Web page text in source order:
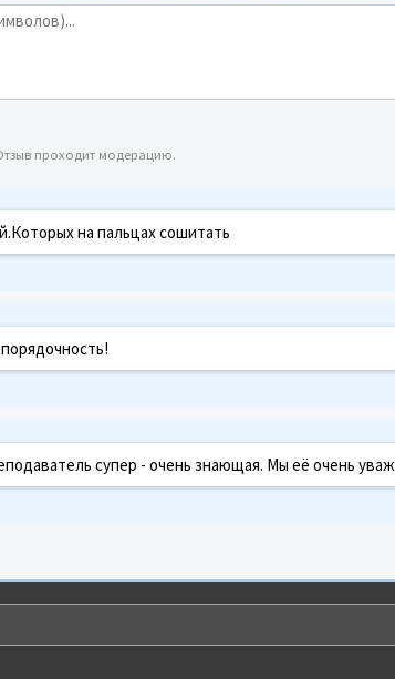
проходит модерацию.
на пальцах сошитать
супер - очень знающая. Мы её очень